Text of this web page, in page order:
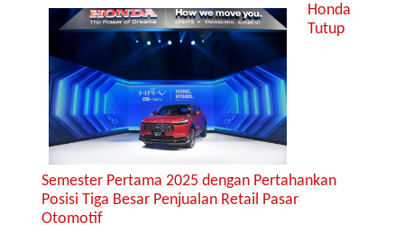
Honda
Tutup
Semester Pertama 2025 dengan Pertahankan
Posisi Tiga Besar Penjualan Retail Pasar
Otomotif